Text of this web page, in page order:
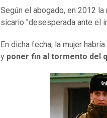
Según el abogado, en 2012
sicario "desesperada ante el
En dicha fecha, la mujer
y poner fin al tormento del